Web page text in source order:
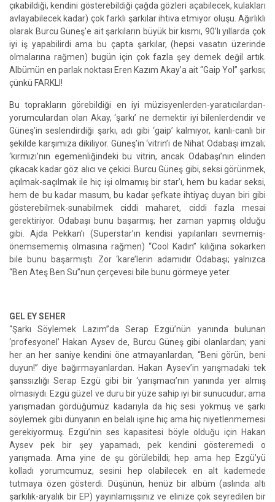
çıkabildiği, kendini gösterebildiği çağda gözleri açabilecek, kulakları
avlayabilecek kadar) çok farklı şarkılar ihtiva etmiyor oluşu. Ağırlıklı
olarak Burcu Güneş’e ait şarkıların büyük bir kısmı, 90’lı yıllarda çok
iyi iş yapabilirdi ama bu çapta şarkılar, (hepsi vasatın üzerinde
olmalarına rağmen) bugün için çok fazla şey demek değil artık.
Albümün en parlak noktası Eren Kazım Akay’a ait “Gaip Yol” şarkısı;
çünkü FARKLI!
Bu toprakların görebildiği en iyi müzisyenlerden-yaratıcılardan-
yorumculardan olan Akay, ‘şarkı’ ne demektir iyi bilenlerdendir ve
Güneş’in seslendirdiği şarkı, adı gibi ‘gaip’ kalmıyor, kanlı-canlı bir
şekilde karşımıza dikiliyor. Güneş’in ‘vitrin’i de Nihat Odabaşı imzalı;
‘kırmızı’nın egemenliğindeki bu vitrin, ancak Odabaşı’nın elinden
çıkacak kadar göz alıcı ve çekici. Burcu Güneş gibi, seksi görünmek,
açılmak-saçılmak ile hiç işi olmamış bir star’ı, hem bu kadar seksi,
hem de bu kadar masum, bu kadar şefkate ihtiyaç duyan biri gibi
gösterebilmek-sunabilmek ciddi maharet, ciddi fazla mesai
gerektiriyor. Odabaşı bunu başarmış; her zaman yapmış olduğu
gibi. Ajda Pekkan’ı (Superstar’ın kendisi yapılanları sevmemiş-
önemsememiş olmasına rağmen) “Cool Kadın” kılığına sokarken
bile bunu başarmıştı. Zor ‘kare’lerin adamıdır Odabaşı; yalnızca
“Ben Ateş Ben Su”nun çerçevesi bile bunu görmeye yeter.
GEL EY SEHER
“Şarkı Söylemek Lazım”da Serap Ezgü’nün yanında bulunan
‘profesyonel’ Hakan Aysev de, Burcu Güneş gibi olanlardan; yani
her an her saniye kendini öne atmayanlardan, “Beni görün, beni
duyun!” diye bağırmayanlardan. Hakan Aysev’in yarışmadaki tek
şanssızlığı Serap Ezgü gibi bir ‘yarışmacı’nın yanında yer almış
olmasıydı. Ezgü güzel ve duru bir yüze sahip iyi bir sunucudur; ama
yarışmadan gördüğümüz kadarıyla da hiç sesi yokmuş ve şarkı
söylemek gibi dünyanın en belalı işine hiç ama hiç niyetlenmemesi
gerekiyormuş. Ezgü’nin ses kapasitesi böyle olduğu için Hakan
Aysev pek bir şey yapamadı, pek kendini gösteremedi o
yarışmada. Ama yine de şu görülebildi; hep ama hep Ezgü’yü
kolladı yorumcumuz, sesini hep olabilecek en alt kademede
tutmaya özen gösterdi. Düşünün, henüz bir albüm (aslında altı
şarkılık-aryalık bir EP) yayınlamışsınız ve elinize çok seyredilen bir